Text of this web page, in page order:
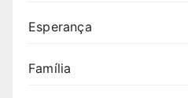
Esperança
Família